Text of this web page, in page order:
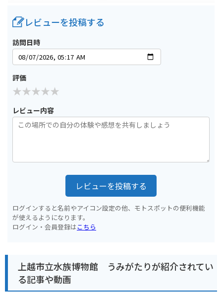
レビューを投稿する
訪問日時
評価
レビュー内容
レビューを投稿する
ログインすると名前やアイコン設定の他、モトスポットの便利機能
が使えるようになります。
ログイン・会員登録はこちら
上越市立水族博物館 うみがたりが紹介されてい
る記事や動画